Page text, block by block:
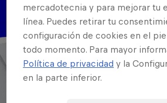
MC Battle
mercadotecnia y para mejorar tu
línea. Puedes retirar tu
configuración de cookies en el
todo momento. Para mayor
Política de privacidad y la
en la parte inferior.